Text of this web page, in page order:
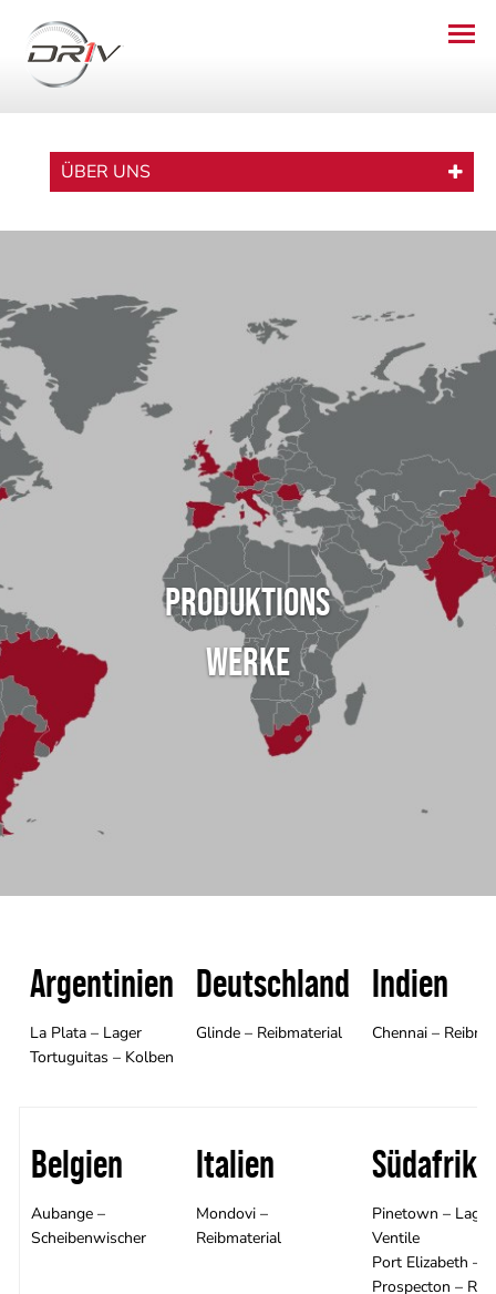
ÜBER UNS
PRODUKTIONS
WERKE
Argentinien
La Plata – Lager
Tortuguitas – Kolben
Deutschland
Glinde – Reibmaterial
Indien
Chennai –
Belgien
Aubange –
Scheibenwischer
Italien
Mondovi –
Reibmaterial
Südafrika
Pinetown –
Ventile
Port Elizabeth –
Prospecton –